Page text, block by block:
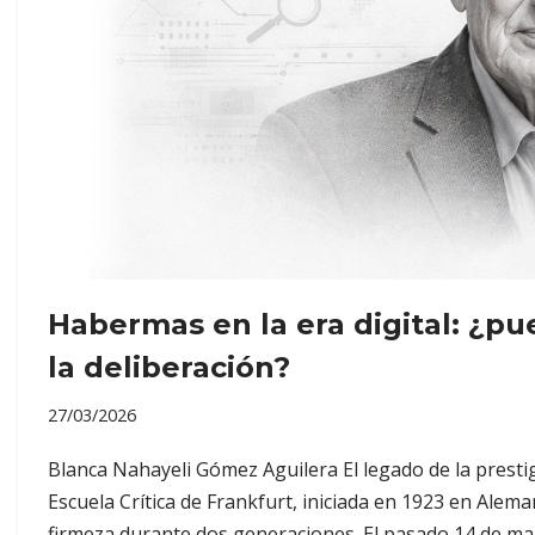
Habermas en la era digital:
la deliberación?
27/03/2026
Blanca Nahayeli Gómez Aguilera El legado de la
Escuela Crítica de Frankfurt, iniciada en 1923 en